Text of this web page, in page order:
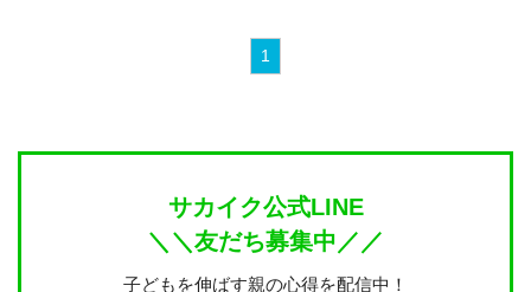
1
サカイク公式LINE
＼＼友だち募集中／／
子どもを伸ばす親の心得を配信中！